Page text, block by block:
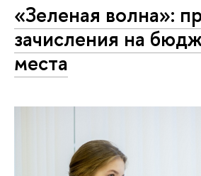
«Зеленая волна»:
зачисления на
места